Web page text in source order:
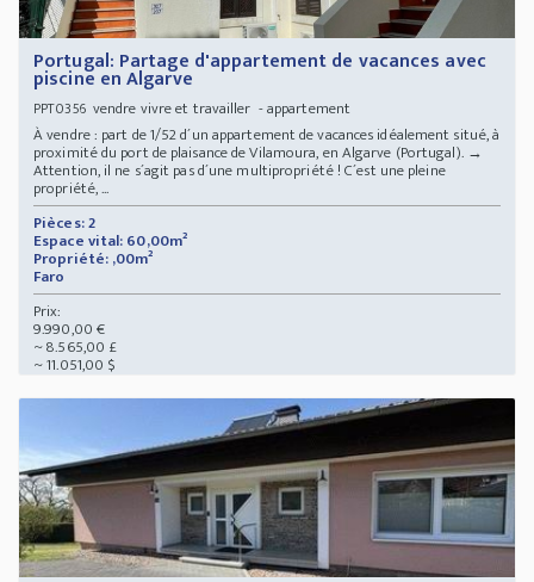
Portugal: Partage d'appartement de vacances avec
piscine en Algarve
PPT0356vendre vivre et travailler - appartement
À vendre : part de 1/52 d´un appartement de vacances idéalement situé, à
proximité du port de plaisance de Vilamoura, en Algarve (Portugal). →
Attention, il ne s´agit pas d´une multipropriété ! C´est une pleine
propriété, ...
Pièces: 2
Espace vital: 60,00m²
Propriété: ,00m²
Faro
Prix:
9.990,00 €
~ 8.565,00 £
~ 11.051,00 $